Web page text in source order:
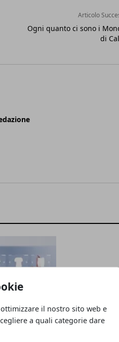
il nostro sito web e
a quali categorie dare
Articolo
Ogni quanto ci sono i
di
consiglio per